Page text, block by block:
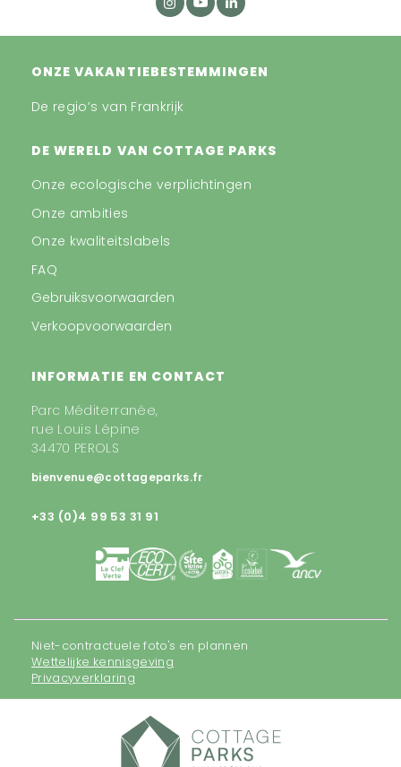
ONZE VAKANTIEBESTEMMINGEN
De regio’s van Frankrijk
DE WERELD VAN COTTAGE PARKS
Onze ecologische verplichtingen
Onze ambities
Onze kwaliteitslabels
FAQ
Gebruiksvoorwaarden
Verkoopvoorwaarden
INFORMATIE EN CONTACT
Parc Méditerranée,
rue Louis Lépine
34470 PEROLS
bienvenue@cottageparks.fr
+33 (0)4 99 53 31 91
Niet-contractuele foto's en plannen
Wettelijke kennisgeving
Privacyverklaring